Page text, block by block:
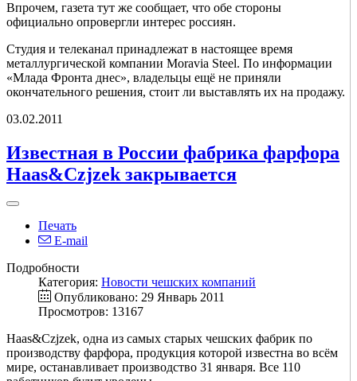
Впрочем, газета тут же сообщает, что обе стороны
официально опровергли интерес россиян.
Студия и телеканал принадлежат в настоящее время
металлургической компании Moravia Steel. По информации
«Млада Фронта днес», владельцы ещё не приняли
окончательного решения, стоит ли выставлять их на продажу.
03.02.2011
Известная в России фабрика фарфора
Haas&Czjzek закрывается
Печать
E-mail
Подробности
Категория: Новости чешских компаний
Опубликовано: 29 Январь 2011
Просмотров: 13167
Haas&Czjzek, одна из самых старых чешских фабрик по
производству фарфора, продукция которой известна во всём
мире, останавливает производство 31 января. Все 110